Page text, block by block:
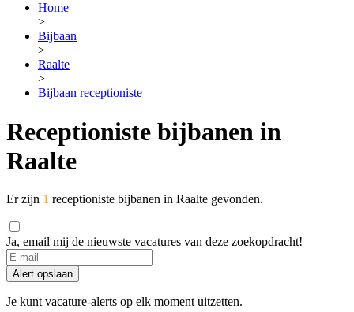
Home
>
Bijbaan
>
Raalte
>
Bijbaan receptioniste
Receptioniste bijbanen in
Raalte
Er zijn 1 receptioniste bijbanen in Raalte gevonden.
Ja, email mij de nieuwste vacatures van deze zoekopdracht!
Alert opslaan
Je kunt vacature-alerts op elk moment uitzetten.